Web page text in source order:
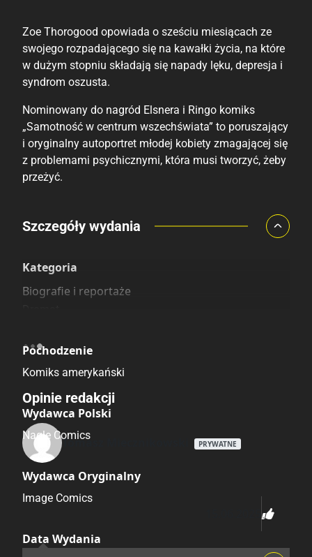
Zoe Thorogood opowiada o sześciu miesiącach ze
swojego rozpadającego się na kawałki życia, na które
w dużym stopniu składają się napady lęku, depresja i
syndrom oszusta.
Nominowany do nagród Elsnera i Ringo komiks
„Samotność w centrum wszechświata” to poruszający
i oryginalny autoportret młodej kobiety zmagającej się
z problemami psychicznymi, która musi tworzyć, żeby
przeżyć.
Porównaj ceny
Szczegóły wydania
Kategoria
Biografie i reportaże
Pochodzenie
Komiks amerykański
Wydawca Polski
Nagle Comics
Wydawca Oryginalny
Image Comics
Data Wydania
Opinie redakcji
Tomasz Miecznikowski PRYWATNE